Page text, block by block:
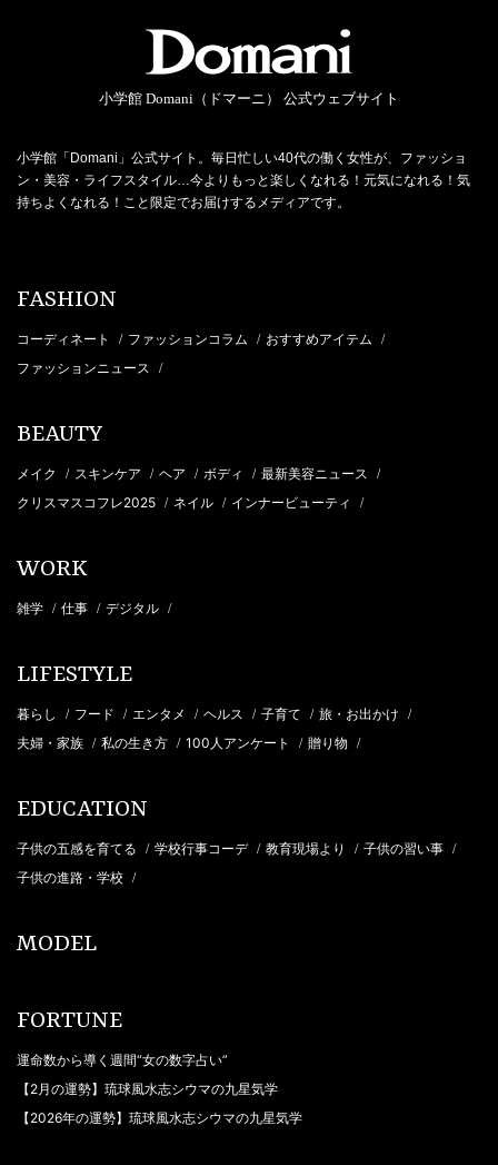
小学館 Domani（ドマーニ） 公式ウェブサイト
小学館「Domani」公式サイト。毎日忙しい40代の働く女性が、ファッショ
ン・美容・ライフスタイル…今よりもっと楽しくなれる！元気になれる！気
持ちよくなれる！こと限定でお届けするメディアです。
FASHION
コーディネート / ファッションコラム / おすすめアイテム /
ファッションニュース /
BEAUTY
メイク / スキンケア / ヘア / ボディ / 最新美容ニュース /
クリスマスコフレ2025 / ネイル / インナービューティ /
WORK
雑学 / 仕事 / デジタル /
LIFESTYLE
暮らし / フード / エンタメ / ヘルス / 子育て / 旅・お出かけ /
夫婦・家族 / 私の生き方 / 100人アンケート / 贈り物 /
EDUCATION
子供の五感を育てる / 学校行事コーデ / 教育現場より / 子供の習い事 /
子供の進路・学校 /
MODEL
FORTUNE
運命数から導く週間“女の数字占い”
【2月の運勢】琉球風水志シウマの九星気学
【2026年の運勢】琉球風水志シウマの九星気学